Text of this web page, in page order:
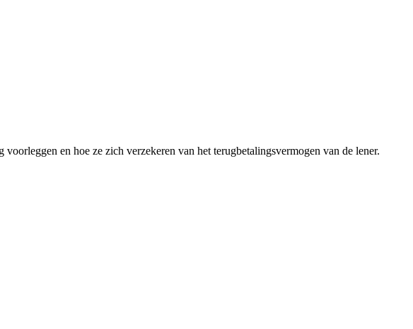
voorleggen en hoe ze zich verzekeren van het terugbetalingsvermogen van de lener.